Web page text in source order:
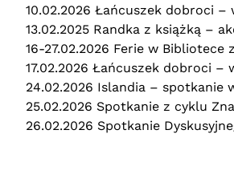
10.02.2026 Łańcuszek dobroci
13.02.2025 Randka z książką –
16-27.02.2026 Ferie w Bibliotece
17.02.2026 Łańcuszek dobroci –
24.02.2026 Islandia – spotkanie
25.02.2026 Spotkanie z cyklu
26.02.2026 Spotkanie